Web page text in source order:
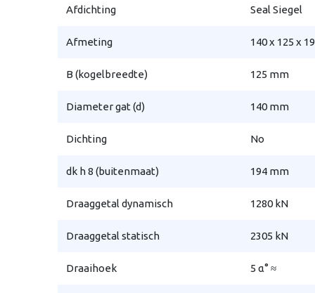
Afdichting Seal Siegel
Afmeting 140 x 125 x
B (kogelbreedte) 125 mm
Diameter gat (d) 140 mm
Dichting No
dk h 8 (buitenmaat) 194 mm
Draaggetal dynamisch 1280 kN
Draaggetal statisch 2305 kN
Draaihoek 5 α° ≈